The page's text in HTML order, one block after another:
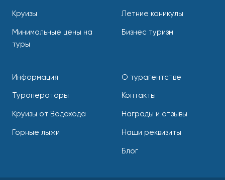
Круизы
Минимальные цены на
туры
Летние каникулы
Бизнес туризм
Информация
Туроператоры
Круизы от Водохода
Горные лыжи
О турагентстве
Контакты
Награды и отзывы
Наши реквизиты
Блог